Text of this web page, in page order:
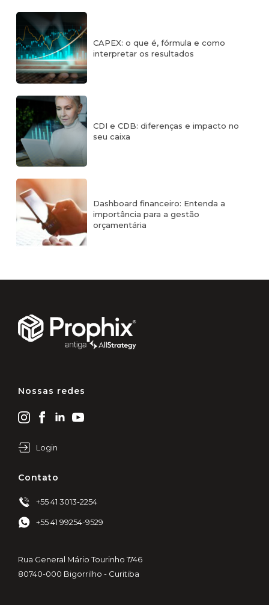
CAPEX: o que é, fórmula e como
interpretar os resultados
CDI e CDB: diferenças e impacto no
seu caixa
Dashboard financeiro: Entenda a
importância para a gestão
orçamentária
Nossas redes
Login
Contato
+55 41 3013-2254
+55 41 99254-9529
Rua General Mário Tourinho 1746
80740-000 Bigorrilho - Curitiba